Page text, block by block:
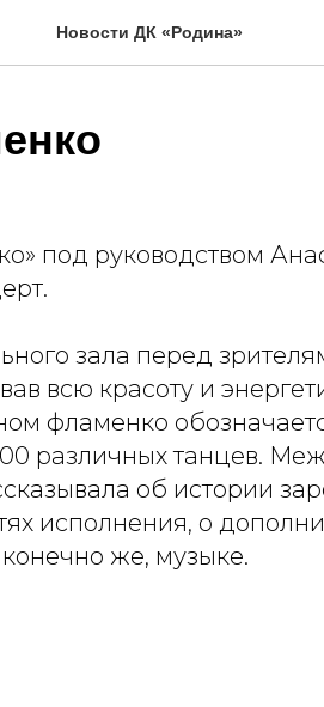
Новости ДК «Родина»
под руководством
зала перед
всю красоту и
фламенко
различных танцев.
об истории
исполнения, о
же, музыке.